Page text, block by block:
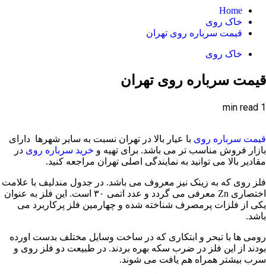
Home
خاک روی
قیمت سرباره روی تهران
خاک روی
قیمت سرباره روی تهران
1 min read
قیمت سرباره روی با عیار بالا در تهران نسبت به سایر شهرها دارای
بازار فروش مناسب تر می باشد. برای تهیه و خرید سرباره روی در
مقادیر بالا می توانید به نمایندگی اصلی تهران مراجعه کنید.
فلز روی که به زینک نیز معروف می باشد. در جدول مندلیف با علامت
اختصاری Zn معرفی می گردد و عدد اتمی ۳۰ است. این فلز به عنوان
یکی از فلزات پرمصرف شناخته شده و چهارمین فلز پرکاربرد می
باشد.
رومی ها با تبحر و ابتکاری که در ساخت وسایل مختلف بدست اورده
بودند از این فلز در ضرب سکه بهره بردند. در طبیعت دو فلز روی و
سرب بیشتر همراه هم یافت می شوند.